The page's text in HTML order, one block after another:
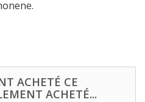
ACHETÉ CE
ACHETÉ...